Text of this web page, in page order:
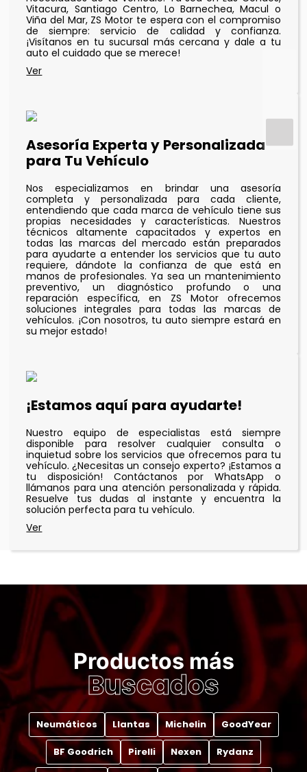
Vitacura, Santiago Centro, Lo Barnechea, Macul o
Viña del Mar, ZS Motor te espera con el compromiso
de siempre: servicio de calidad y confianza.
¡Visítanos en tu sucursal más cercana y dale a tu
auto el cuidado que se merece!
Asesoría Experta y Personalizada
para Tu Vehículo
Nos especializamos en brindar una asesoría
completa y personalizada para cada cliente,
entendiendo que cada marca de vehículo tiene sus
propias necesidades y características. Nuestros
técnicos altamente capacitados y expertos en
todas las marcas del mercado están preparados
para ayudarte a entender los servicios que tu auto
requiere, dándote la confianza de que está en
manos de profesionales. Ya sea un mantenimiento
preventivo, un diagnóstico profundo o una
reparación específica, en ZS Motor ofrecemos
soluciones integrales para todas las marcas de
vehículos. ¡Con nosotros, tu auto siempre estará en
su mejor estado!
¡Estamos aquí para ayudarte!
Nuestro equipo de especialistas está siempre
disponible para resolver cualquier consulta o
inquietud sobre los servicios que ofrecemos para tu
vehículo. ¿Necesitas un consejo experto? ¡Estamos a
tu disposición! Contáctanos por WhatsApp o
llámanos para una atención personalizada y rápida.
Resuelve tus dudas al instante y encuentra la
solución perfecta para tu vehículo.
Productos más
Buscados
Neumáticos Llantas Michelin GoodYear
BF Goodrich Pirelli Nexen Rydanz